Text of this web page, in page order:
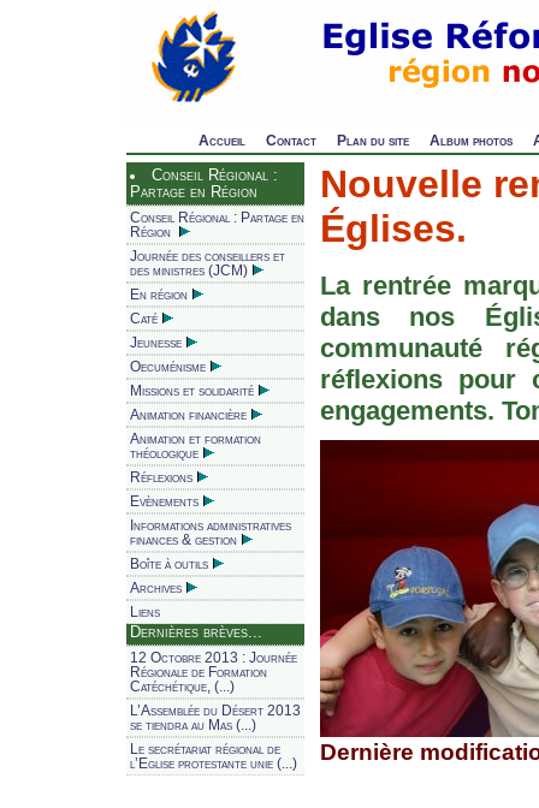
Accueil Contact Plan du site Album photos
Conseil Régional :
Partage en Région
Conseil Régional : Partage en
Région
Journée des conseillers et
des ministres (JCM)
En région
Caté
Jeunesse
Oecuménisme
Missions et solidarité
Animation financière
Animation et formation
théologique
Réflexions
Evènements
Informations administratives
finances & gestion
Boîte à outils
Archives
Liens
Dernières brèves...
12 Octobre 2013 : Journée
Régionale de Formation
Catéchétique, (...)
L’Assemblée du Désert 2013
se tiendra au Mas (...)
Le secrétariat régional de
l’Eglise protestante unie (...)
Nouvelle
Églises.
La rentrée
dans nos
communauté
réflexions pour
engagements.
Dernière